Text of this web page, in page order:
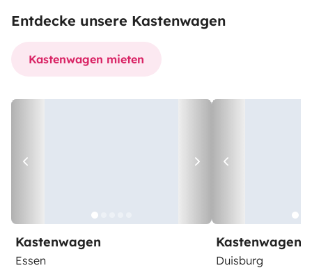
Entdecke unsere Kastenwagen
Kastenwagen mieten
Kastenwagen
Essen
Kastenwagen
Duisburg